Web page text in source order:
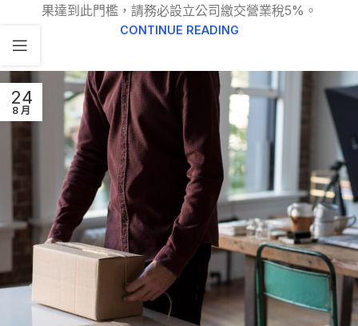
果達到此門檻，請務必設立公司繳交營業稅5%。
CONTINUE READING
24
8 月